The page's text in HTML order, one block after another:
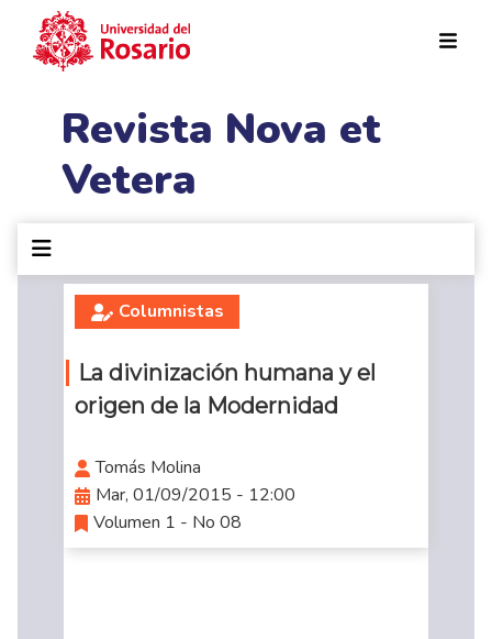
Revista Nova et
Vetera
Columnistas
La divinización humana y el
origen de la Modernidad
Tomás Molina
Mar, 01/09/2015 - 12:00
Volumen 1 - No 08